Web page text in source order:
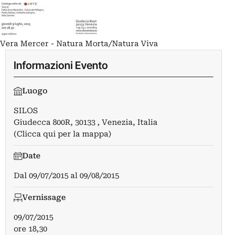
Vera Mercer - Natura Morta/Natura Viva
Informazioni Evento
Luogo
SILOS
Giudecca 800R, 30133 , Venezia, Italia
(Clicca qui per la mappa)
Date
Dal 09/07/2015 al 09/08/2015
Vernissage
09/07/2015
ore 18,30